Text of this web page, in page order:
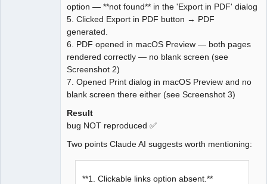
option — **not found** in the 'Export in PDF' dialog
5. Clicked Export in PDF button → PDF
generated.
6. PDF opened in macOS Preview — both pages
rendered correctly — no blank screen (see
Screenshot 2)
7. Opened Print dialog in macOS Preview and no
blank screen there either (see Screenshot 3)
Result
bug NOT reproduced ✅
Two points Claude AI suggests worth mentioning:
**1. Clickable links option absent.**